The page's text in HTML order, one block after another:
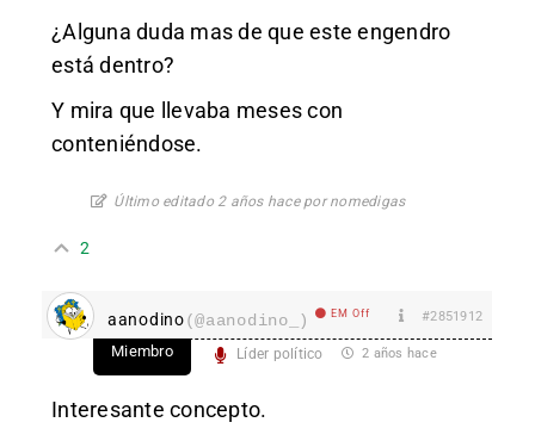
¿Alguna duda mas de que este engendro
está dentro?
Y mira que llevaba meses con
conteniéndose.
Último editado 2 años hace por nomedigas
2
aanodino(@aanodino_) EM Off #2851912
Miembro Líder político 2 años hace
Interesante concepto.